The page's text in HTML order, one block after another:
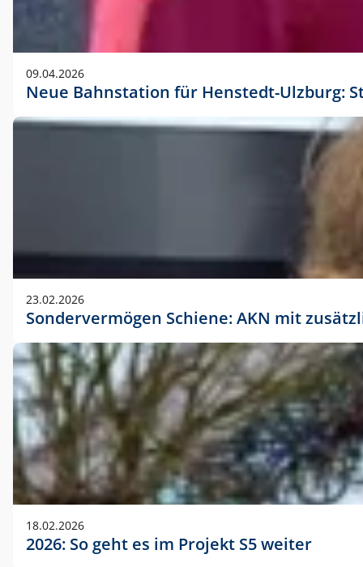
09.04.2026
Neue Bahnstation für Henstedt-Ulzburg:
23.02.2026
Sondervermögen Schiene: AKN mit
18.02.2026
2026: So geht es im Projekt S5 weiter